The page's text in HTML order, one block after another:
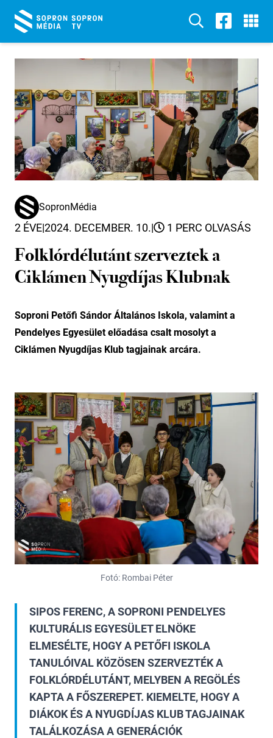
SopronMédia
2 ÉVE|2024. DECEMBER. 10.| 1 PERC OLVASÁS
Folklórdélutánt szerveztek a
Ciklámen Nyugdíjas Klubnak
Soproni Petőfi Sándor Általános Iskola, valamint a
Pendelyes Egyesület előadása csalt mosolyt a
Ciklámen Nyugdíjas Klub tagjainak arcára.
Fotó: Rombai Péter
SIPOS FERENC, A SOPRONI PENDELYES
KULTURÁLIS EGYESÜLET ELNÖKE
ELMESÉLTE, HOGY A PETŐFI ISKOLA
TANULÓIVAL KÖZÖSEN SZERVEZTÉK A
FOLKLÓRDÉLUTÁNT, MELYBEN A REGÖLÉS
KAPTA A FŐSZEREPET. KIEMELTE, HOGY A
DIÁKOK ÉS A NYUGDÍJAS KLUB TAGJAINAK
TALÁLKOZÁSA A GENERÁCIÓK